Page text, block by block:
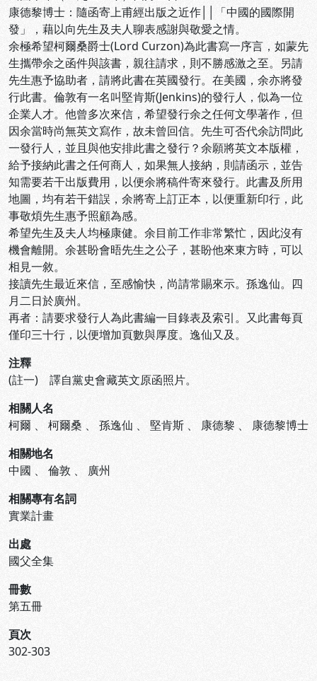
康德黎博士：隨函寄上甫經出版之近作││「中國的國際開
發」，藉以向先生及夫人聊表感謝與敬愛之情。
余極希望柯爾桑爵士(Lord Curzon)為此書寫一序言，如蒙先
生攜帶余之函件與該書，親往請求，則不勝感激之至。另請
先生惠予協助者，請將此書在英國發行。在美國，余亦將發
行此書。倫敦有一名叫堅肯斯(Jenkins)的發行人，似為一位
企業人才。他曾多次來信，希望發行余之任何文學著作，但
因余當時尚無英文寫作，故未曾回信。先生可否代余訪問此
一發行人，並且與他安排此書之發行？余願將英文本版權，
給予接納此書之任何商人，如果無人接納，則請函示，並告
知需要若干出版費用，以便余將稿件寄來發行。此書及所用
地圖，均有若干錯誤，余將寄上訂正本，以便重新印行，此
事敬煩先生惠予照顧為感。
希望先生及夫人均極康健。余目前工作非常繁忙，因此沒有
機會離開。余甚盼會晤先生之公子，甚盼他來東方時，可以
相見一敘。
接讀先生最近來信，至感愉快，尚請常賜來示。孫逸仙。四
月二日於廣州。
再者：請要求發行人為此書編一目錄表及索引。又此書每頁
僅印三十行，以便增加頁數與厚度。逸仙又及。
注釋
(註一) 譯自黨史會藏英文原函照片。
相關人名
柯爾 、 柯爾桑 、 孫逸仙 、 堅肯斯 、 康德黎 、 康德黎博士
相關地名
中國 、 倫敦 、 廣州
相關專有名詞
實業計畫
出處
國父全集
冊數
第五冊
頁次
302-303